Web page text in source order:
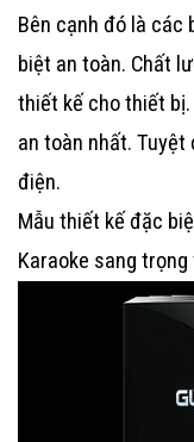
Bên cạnh đó là các
biệt an toàn. Chất
thiết kế cho thiết
an toàn nhất. Tuyệt
điện.
Mẫu thiết kế đặc
Karaoke sang